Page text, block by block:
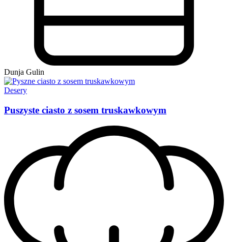
Dunja Gulin
Desery
Puszyste ciasto z sosem truskawkowym